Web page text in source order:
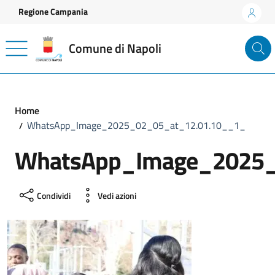
Vai ai contenuti
Vai al footer
Regione Campania
Comune di Napoli
Home
WhatsApp_Image_2025_02_05_at_12.01.10__1_
Condividi Vedi azioni